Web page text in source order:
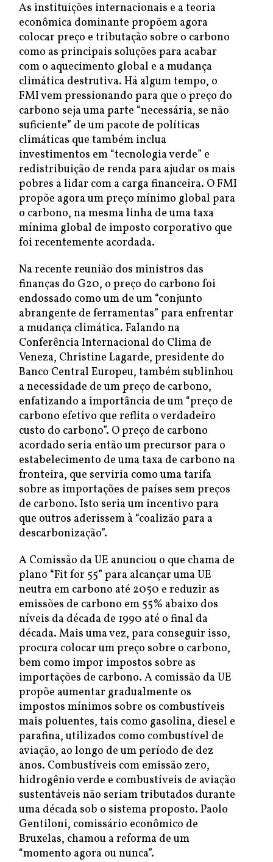
As instituições internacionais e a teoria
econômica dominante propõem agora
colocar preço e tributação sobre o carbono
como as principais soluções para acabar
com o aquecimento global e a mudança
climática destrutiva. Há algum tempo, o
FMI vem pressionando para que o preço do
carbono seja uma parte “necessária, se não
suficiente” de um pacote de políticas
climáticas que também inclua
investimentos em “tecnologia verde” e
redistribuição de renda para ajudar os mais
pobres a lidar com a carga financeira. O FMI
propõe agora um preço mínimo global para
o carbono, na mesma linha de uma taxa
mínima global de imposto corporativo que
foi recentemente acordada.
Na recente reunião dos ministros das
finanças do G20, o preço do carbono foi
endossado como um de um “conjunto
abrangente de ferramentas” para enfrentar
a mudança climática. Falando na
Conferência Internacional do Clima de
Veneza, Christine Lagarde, presidente do
Banco Central Europeu, também sublinhou
a necessidade de um preço de carbono,
enfatizando a importância de um “preço de
carbono efetivo que reflita o verdadeiro
custo do carbono”. O preço de carbono
acordado seria então um precursor para o
estabelecimento de uma taxa de carbono na
fronteira, que serviria como uma tarifa
sobre as importações de países sem preços
de carbono. Isto seria um incentivo para
que outros aderissem à “coalizão para a
descarbonização”.
A Comissão da UE anunciou o que chama de
plano “Fit for 55” para alcançar uma UE
neutra em carbono até 2050 e reduzir as
emissões de carbono em 55% abaixo dos
níveis da década de 1990 até o final da
década. Mais uma vez, para conseguir isso,
procura colocar um preço sobre o carbono,
bem como impor impostos sobre as
importações de carbono. A comissão da UE
propõe aumentar gradualmente os
impostos mínimos sobre os combustíveis
mais poluentes, tais como gasolina, diesel e
parafina, utilizados como combustível de
aviação, ao longo de um período de dez
anos. Combustíveis com emissão zero,
hidrogênio verde e combustíveis de aviação
sustentáveis não seriam tributados durante
uma década sob o sistema proposto. Paolo
Gentiloni, comissário econômico de
Bruxelas, chamou a reforma de um
“momento agora ou nunca”.